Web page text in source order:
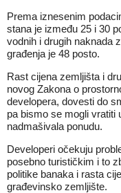
Prema iznesenim
stana je između 25 i 30
vodnih i drugih naknada
građenja je 48 posto.
Rast cijena zemljišta i
novog Zakona o
developera, dovesti do
pa bismo se mogli vratiti
nadmašivala ponudu.
Developeri očekuju
posebno turističkim i to
politike banaka i rasta
građevinsko zemljište.